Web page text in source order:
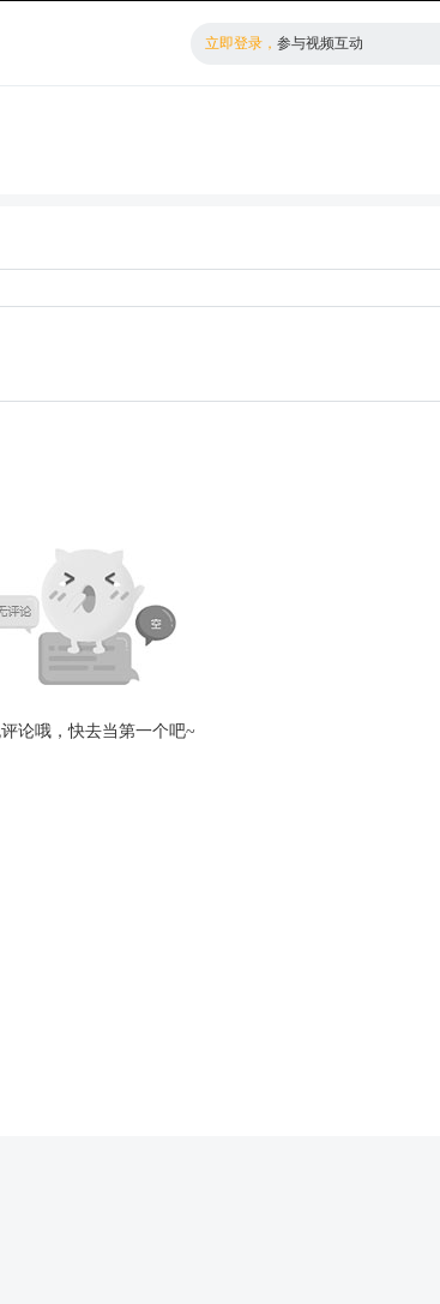
标清
倍数
立即登录，参与视频互动
论哦，快去当第一个吧~